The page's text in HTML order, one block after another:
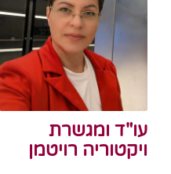
עו"ד ומגשרת
ויקטוריה רויטמן